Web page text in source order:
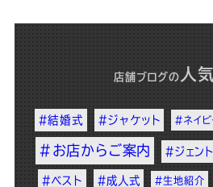
店舗ブログの 人
#結婚式 #ジャケット #ネイビ
#お店からご案内 #ジェン
#ベスト #成人式 #生地紹介